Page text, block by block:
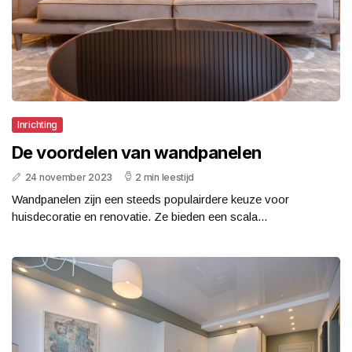
Inrichting
De voordelen van wandpanelen
24 november 2023 2 min leestijd
Wandpanelen zijn een steeds populairdere keuze voor
huisdecoratie en renovatie. Ze bieden een scala...